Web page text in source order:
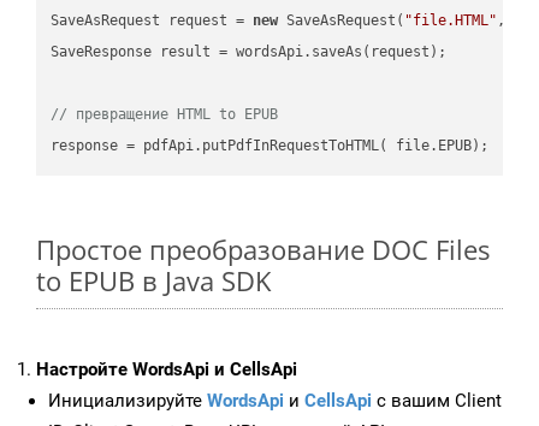
SaveAsRequest request = new SaveAsRequest( "file.HTML"
SaveResponse result = wordsApi.saveAs(request);
// превращение HTML to EPUB
Простое преобразование DOC Files
to EPUB в Java SDK
Настройте WordsApi и CellsApi
Инициализируйте WordsApi и CellsApi с вашим Client